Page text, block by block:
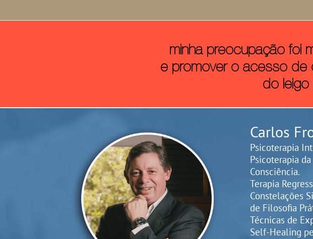
Carlos
​​​​​​​Psicoterapia
Psicoterapia
Consciência.
Terapia
Constelações
de Filosofia
Técnicas de
Self-Healing
minha preocupação foi
e promover o acesso
do